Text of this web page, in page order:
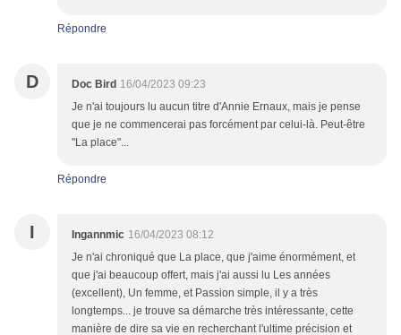
Répondre
D Doc Bird 16/04/2023 09:23
Je n'ai toujours lu aucun titre d'Annie Ernaux, mais je pense
que je ne commencerai pas forcément par celui-là. Peut-être
"La place"...
Répondre
I Ingannmic 16/04/2023 08:12
Je n'ai chroniqué que La place, que j'aime énormément, et
que j'ai beaucoup offert, mais j'ai aussi lu Les années
(excellent), Un femme, et Passion simple, il y a très
longtemps... je trouve sa démarche très intéressante, cette
manière de dire sa vie en recherchant l'ultime précision et